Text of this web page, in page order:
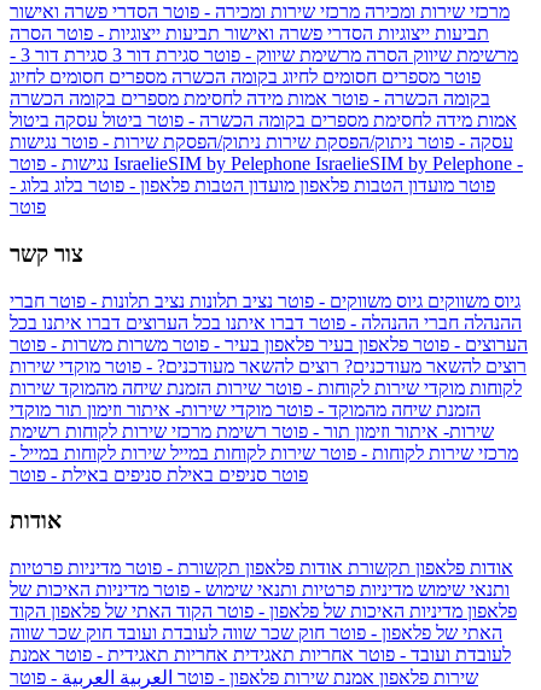
מרכזי שירות ומכירה מרכזי שירות ומכירה - פוטר הסדרי פשרה ואישור
תביעות ייצוגיות הסדרי פשרה ואישור תביעות ייצוגיות - פוטר הסרה
מרשימת שיווק הסרה מרשימת שיווק - פוטר סגירת דור 3
סגירת דור 3 -
פוטר מספרים חסומים לחיוג בקומה הכשרה מספרים חסומים לחיוג
בקומה הכשרה - פוטר אמות מידה לחסימת מספרים בקומה הכשרה
אמות מידה לחסימת מספרים בקומה הכשרה - פוטר ביטול עסקה ביטול
עסקה - פוטר ניתוק/הפסקת שירות ניתוק/הפסקת שירות - פוטר נגישות
IsraelieSIM by Pelephone IsraelieSIM by Pelephone -
פוטר מועדון הטבות פלאפון מועדון הטבות פלאפון - פוטר בלוג בלוג -
פוטר
צור קשר
גיוס משווקים גיוס משווקים - פוטר נציב תלונות נציב תלונות - פוטר חברי
ההנהלה חברי ההנהלה - פוטר דברו איתנו בכל הערוצים דברו איתנו בכל
הערוצים - פוטר פלאפון בעיר פלאפון בעיר - פוטר משרות משרות - פוטר
רוצים להשאר מעודכנים? רוצים להשאר מעודכנים? - פוטר מוקדי שירות
לקוחות מוקדי שירות לקוחות - פוטר שירות הזמנת שיחה מהמוקד שירות
הזמנת שיחה מהמוקד - פוטר מוקדי שירות- איתור וזימון תור מוקדי
שירות- איתור וזימון תור - פוטר רשימת מרכזי שירות לקוחות רשימת
מרכזי שירות לקוחות - פוטר שירות לקוחות במייל שירות לקוחות במייל -
פוטר סניפים באילת סניפים באילת - פוטר
אודות
אודות פלאפון תקשורת אודות פלאפון תקשורת - פוטר מדיניות פרטיות
ותנאי שימוש מדיניות פרטיות ותנאי שימוש - פוטר מדיניות האיכות של
פלאפון מדיניות האיכות של פלאפון - פוטר הקוד האתי של פלאפון הקוד
האתי של פלאפון - פוטר חוק שכר שווה לעובדת ועובד חוק שכר שווה
לעובדת ועובד - פוטר אחריות תאגידית אחריות תאגידית - פוטר אמנת
שירות פלאפון אמנת שירות פלאפון - פוטר العربية العربية - פוטר